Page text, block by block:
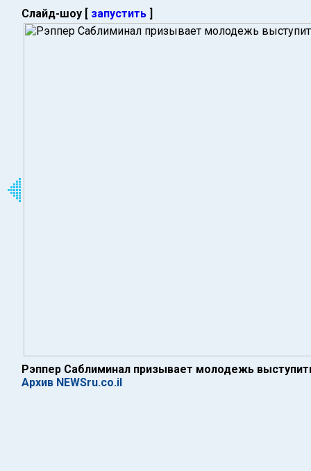
Слайд-шоу [ запустить ]
Рэппер Саблиминал призывает молодежь
Архив NEWSru.co.il